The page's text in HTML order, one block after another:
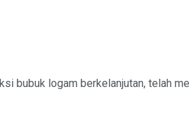
bubuk logam berkelanjutan, telah